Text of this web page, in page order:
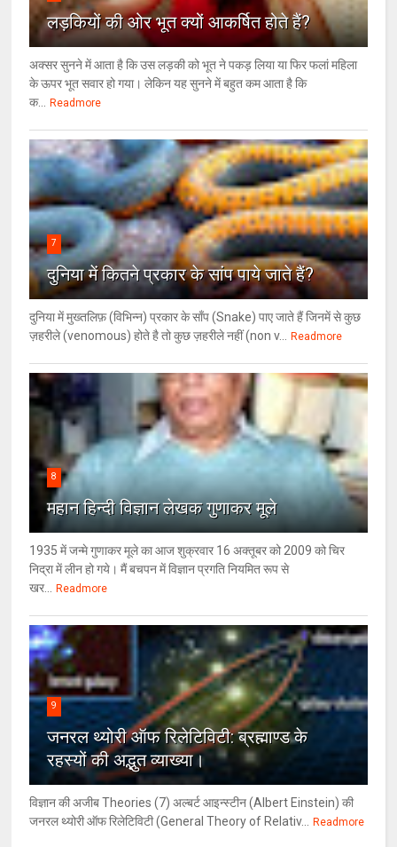
लड़कियों की ओर भूत क्‍यों आकर्षित होते हैं?
अक्सर सुनने में आता है कि उस लड़की को भूत ने पकड़ लिया या फिर फलां महिला
के ऊपर भूत सवार हो गया। लेकिन यह सुनने में बहुत कम आता है कि
क...
Readmore
7
दुनिया में कितने प्रकार के सांप पाये जाते हैं?
दुनिया में मुख्तलिफ़ (विभिन्न) प्रकार के साँप (Snake) पाए जाते हैं जिनमें से कुछ
ज़हरीले (venomous) होते है तो कुछ ज़हरीले नहीं (non v...
Readmore
8
महान हिन्दी विज्ञान लेखक गुणाकर मूले
1935 में जन्मे गुणाकर मूले का आज शुक्रवार 16 अक्तूबर को 2009 को चिर
निद्रा में लीन हो गये। मैं बचपन में विज्ञान प्रगति नियमित रूप से
खर...
Readmore
9
जनरल थ्‍योरी ऑफ रिलेटिविटी: ब्रह्माण्‍ड के
रहस्‍यों की अद्भुत व्‍याख्‍या।
विज्ञान की अजीब Theories (7) अल्‍बर्ट आइन्स्टीन (Albert Einstein) की
जनरल थ्योरी ऑफ रिलेटिविटी (General Theory of Relativ...
Readmore